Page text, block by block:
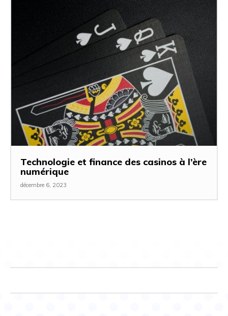
Technologie et finance des casinos à l’ère
numérique
décembre 6, 2023